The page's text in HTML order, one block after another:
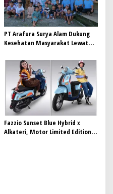
PT Arafura Surya Alam Dukung
Kesehatan Masyarakat Lewat
Fazzio Sunset Blue Hybrid x
Alkateri, Motor Limited Edition